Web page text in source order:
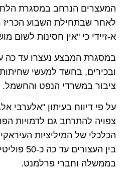
המעצרים הנרחב במסגרת
לאחר שבתחילת השבוע
א-זיידי כי "אין חסינות לשום
במסגרת המבצע נעצרו עד כה
ובכירים, בחשד למעשי
ציבור במשרדי הנפט והחשמל.
על פי דיווח בעיתון "אלערבי
צפויה להתרחב גם לדמויות
הכלכלי של המיליציות
בין העצורים
בממשלה וחברי פרלמנט.